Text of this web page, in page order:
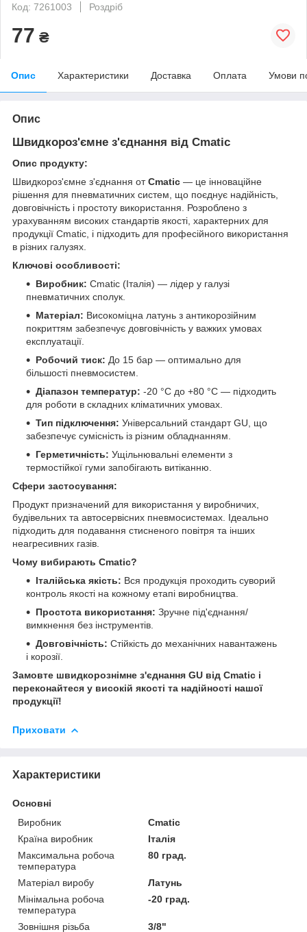
Код: 7261003
Роздріб
77 ₴
Опис Характеристики Доставка Оплата Умови
Опис
Швидкороз'ємне з'єднання від Cmatic
Опис продукту:
Швидкороз'ємне з'єднання отCmatic — це інноваційне
рішення для пневматичних систем, що поєднує надійність,
довговічність і простоту використання. Розроблено з
урахуванням високих стандартів якості, характерних для
продукції Cmatic, і підходить для професійного використання
в різних галузях.
Ключові особливості:
Виробник: Cmatic (Італія) — лідер у галузі
пневматичних сполук.
Матеріал: Високоміцна латунь з антикорозійним
покриттям забезпечує довговічність у важких умовах
експлуатації.
Робочий тиск: До 15 бар — оптимально для
більшості пневмосистем.
Діапазон температур: -20 °C до +80 °C — підходить
для роботи в складних кліматичних умовах.
Тип підключення: Універсальний стандарт GU, що
забезпечує сумісність із різним обладнанням.
Герметичність: Ущільнювальні елементи з
термостійкої гуми запобігають витіканню.
Сфери застосування:
Продукт призначений для використання у виробничих,
будівельних та автосервісних пневмосистемах. Ідеально
підходить для подавання стисненого повітря та інших
неагресивних газів.
Чому вибирають Cmatic?
Італійська якість: Вся продукція проходить суворий
контроль якості на кожному етапі виробництва.
Простота використання: Зручне під'єднання/
вимкнення без інструментів.
Довговічність: Стійкість до механічних навантажень
і корозії.
Замовте швидкорознімне з'єднання GU від Cmatic і
переконайтеся у високій якості та надійності нашої
продукції!
Приховати
Характеристики
Основні
Виробник
Cmatic
Країна виробник
Італія
Максимальна робоча
температура
80 град.
Матеріал виробу
Латунь
Мінімальна робоча
температура
-20 град.
Зовнішня різьба
3/8"